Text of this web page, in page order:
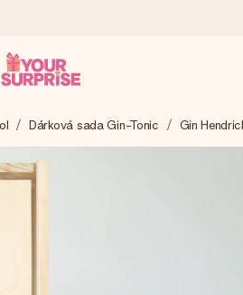
a bleskově odešleme –
právě v tu správnou chvíli, kdy na
Dárková sada Gin-Tonic Gin